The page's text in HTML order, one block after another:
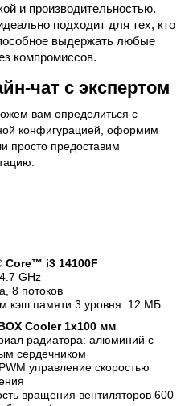
и производительностью.
подходит для тех, кто
выдержать любые
компромиссов.
чат с экспертом
вам определиться с
конфигурацией, оформим
просто предоставим
Core™ i3 14100F
GHz
8 потоков
кэш памяти 3 уровня: 12 МБ
Cooler 1x100 мм
радиатора: алюминий с
сердечником
управление скоростью
вращения вентиляторов 600–